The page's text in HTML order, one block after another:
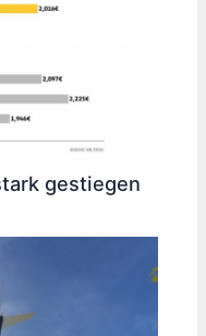
gestiegen